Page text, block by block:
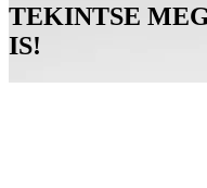
TEKINTSE
IS!